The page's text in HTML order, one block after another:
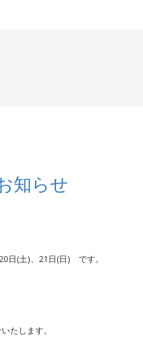
知らせ
日(土)、21日(日) です。
たします。